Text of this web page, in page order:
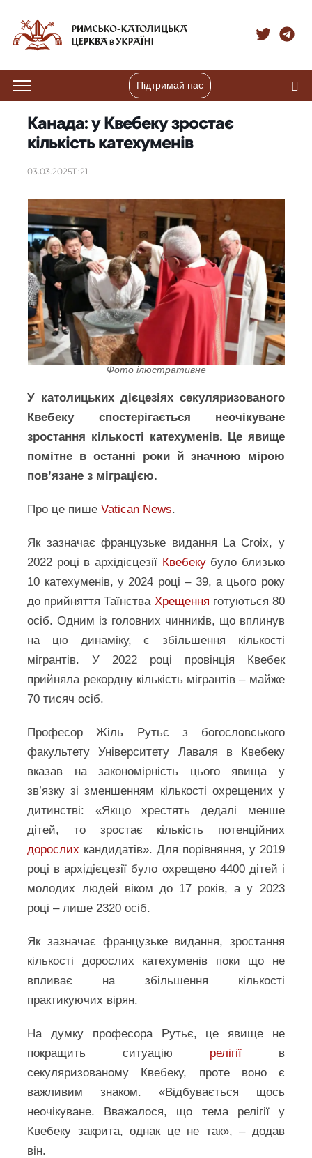
Підтримай нас
Канада: у Квебеку зростає
кількість катехуменів
03.03.202511:21
Фото ілюстративне
У католицьких дієцезіях секуляризованого
Квебеку спостерігається неочікуване
зростання кількості катехуменів. Це явище
помітне в останні роки й значною мірою
пов’язане з міграцією.
Про це пишеVatican News.
Як зазначає французьке видання La Croix, у
2022 році в архідієцезії Квебекубуло близько
10 катехуменів, у 2024 році – 39, а цього року
до прийняття Таїнства Хрещення готуються 80
осіб. Одним із головних чинників, що вплинув
на цю динаміку, є збільшення кількості
мігрантів. У 2022 році провінція Квебек
прийняла рекордну кількість мігрантів – майже
70 тисяч осіб.
Професор Жіль Рутьє з богословського
факультету Університету Лаваля в Квебеку
вказав на закономірність цього явища у
зв’язку зі зменшенням кількості охрещених у
дитинстві: «Якщо хрестять дедалі менше
дітей, то зростає кількість потенційних
дорослих кандидатів». Для порівняння, у 2019
році в архідієцезії було охрещено 4400 дітей і
молодих людей віком до 17 років, а у 2023
році – лише 2320 осіб.
Як зазначає французьке видання, зростання
кількості дорослих катехуменів поки що не
впливає на збільшення кількості
практикуючих вірян.
На думку професора Рутьє, це явище не
покращить ситуацію релігіїв
секуляризованому Квебеку, проте воно є
важливим знаком. «Відбувається щось
неочікуване. Вважалося, що тема релігії у
Квебеку закрита, однак це не так», – додав
він.